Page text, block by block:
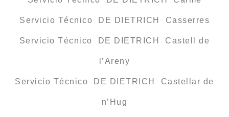
Servicio Técnico DE DIETRICH Casserres
Servicio Técnico DE DIETRICH Castell de
l’Areny
Servicio Técnico DE DIETRICH Castellar de
n’Hug